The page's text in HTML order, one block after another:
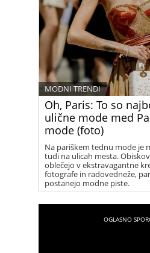
Oh, Paris: To so
ulične mode med
mode (foto)
MODNI TRENDI
Na pariškem tednu mode je
tudi na ulicah mesta.
oblečejo v ekstravagantne
fotografe in radovedneže,
postanejo modne piste.